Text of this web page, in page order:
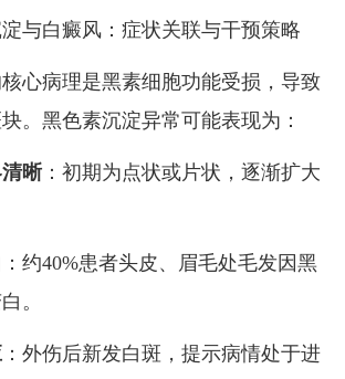
白癜风：症状关联与干预策略
病理是黑素细胞功能受损，导致
。黑色素沉淀异常可能表现为：
晰：初期为点状或片状，逐渐扩大
：约40%患者头皮、眉毛处毛发因黑
。
：外伤后新发白斑，提示病情处于进